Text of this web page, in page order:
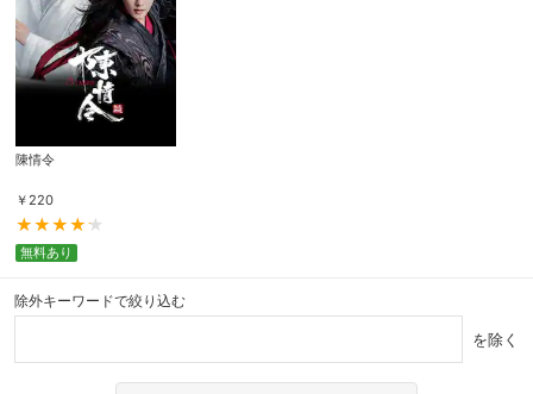
陳情令
￥ 220
無料あり
除外キーワードで絞り込む
を除く